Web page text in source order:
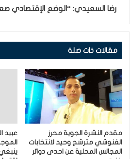
رضا السعيدي: “الوضع الإقتصادي
مقالات ذات صلة
مقدم النشرة الجوية محرز
الغنوشي مترشح وحيد لانتخابات
المجالس المحلية عن احدى دوائر
عبيد